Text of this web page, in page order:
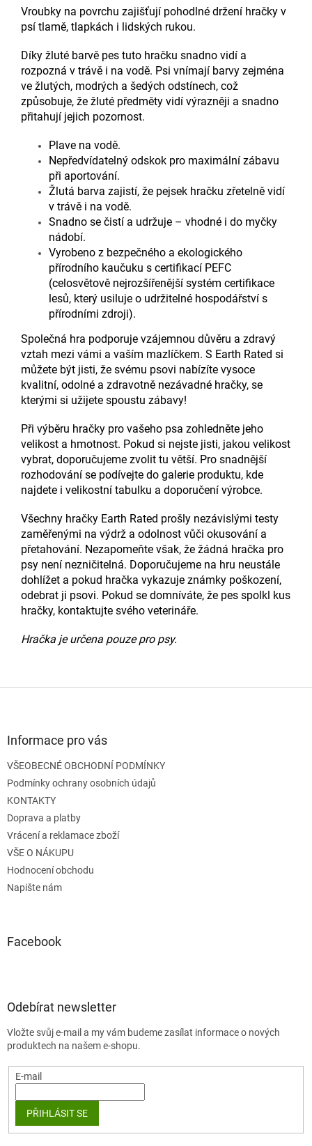
Vroubky na povrchu zajišťují pohodlné držení hračky v
psí tlamě, tlapkách i lidských rukou.
Díky žluté barvě pes tuto hračku snadno vidí a
rozpozná v trávě i na vodě. Psi vnímají barvy zejména
ve žlutých, modrých a šedých odstínech, což
způsobuje, že žluté předměty vidí výrazněji a snadno
přitahují jejich pozornost.
Plave na vodě.
Nepředvídatelný odskok pro maximální zábavu
při aportování.
Žlutá barva zajistí, že pejsek hračku zřetelně vidí
v trávě i na vodě.
Snadno se čistí a udržuje – vhodné i do myčky
nádobí.
Vyrobeno z bezpečného a ekologického
přírodního kaučuku s certifikací PEFC
(celosvětově nejrozšířenější systém certifikace
lesů, který usiluje o udržitelné hospodářství s
přírodními zdroji).
Společná hra podporuje vzájemnou důvěru a zdravý
vztah mezi vámi a vaším mazlíčkem. S Earth Rated si
můžete být jisti, že svému psovi nabízíte vysoce
kvalitní, odolné a zdravotně nezávadné hračky, se
kterými si užijete spoustu zábavy!
Při výběru hračky pro vašeho psa zohledněte jeho
velikost a hmotnost. Pokud si nejste jisti, jakou velikost
vybrat, doporučujeme zvolit tu větší. Pro snadnější
rozhodování se podívejte do galerie produktu, kde
najdete i velikostní tabulku a doporučení výrobce.
Všechny hračky Earth Rated prošly nezávislými testy
zaměřenými na výdrž a odolnost vůči okusování a
přetahování. Nezapomeňte však, že žádná hračka pro
psy není nezničitelná. Doporučujeme na hru neustále
dohlížet a pokud hračka vykazuje známky poškození,
odebrat ji psovi. Pokud se domníváte, že pes spolkl kus
hračky, kontaktujte svého veterináře.
Hračka je určena pouze pro psy.
Informace pro vás
VŠEOBECNÉ OBCHODNÍ PODMÍNKY
Podmínky ochrany osobních údajů
KONTAKTY
Doprava a platby
Vrácení a reklamace zboží
VŠE O NÁKUPU
Hodnocení obchodu
Napište nám
Facebook
Odebírat newsletter
Vložte svůj e-mail a my vám budeme zasílat informace o nových
produktech na našem e-shopu.
E-mail
PŘIHLÁSIT SE